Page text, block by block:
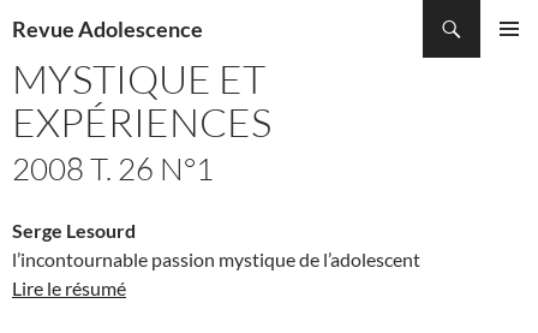
Revue Adolescence
AU
CONTENU
MYSTIQUE ET
EXPÉRIENCES
2008 T. 26 N°1
Serge Lesourd
l’incontournable passion mystique de l’adolescent
Lire le résumé